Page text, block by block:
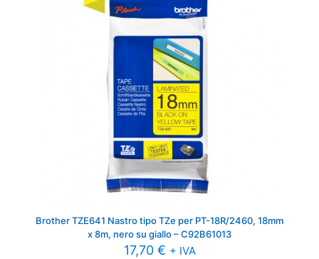
Brother TZE641 Nastro tipo TZe per PT-18R/2460, 18mm
x 8m, nero su giallo – C92B61013
17,70 € + IVA